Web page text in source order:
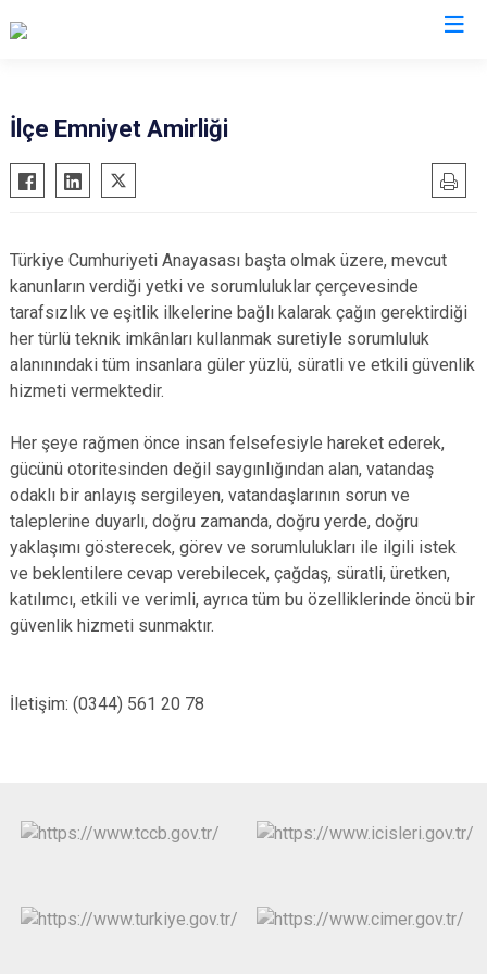
Afşin
Andırın
Ekinözü
Elbistan
Göksun
Dulkadiroğlu
Onikişubat
İlçe Emniyet Amirliği
Türkiye Cumhuriyeti Anayasası başta olmak üzere, mevcut
kanunların verdiği yetki ve sorumluluklar çerçevesinde
tarafsızlık ve eşitlik ilkelerine bağlı kalarak çağın gerektirdiği
her türlü teknik imkânları kullanmak suretiyle sorumluluk
alanınındaki tüm insanlara güler yüzlü, süratli ve etkili güvenlik
hizmeti vermektedir.
Her şeye rağmen önce insan felsefesiyle hareket ederek,
gücünü otoritesinden değil saygınlığından alan, vatandaş
odaklı bir anlayış sergileyen, vatandaşlarının sorun ve
taleplerine duyarlı, doğru zamanda, doğru yerde, doğru
yaklaşımı gösterecek, görev ve sorumlulukları ile ilgili istek
ve beklentilere cevap verebilecek, çağdaş, süratli, üretken,
katılımcı, etkili ve verimli, ayrıca tüm bu özelliklerinde öncü bir
güvenlik hizmeti sunmaktır.
İletişim: (0344) 561 20 78